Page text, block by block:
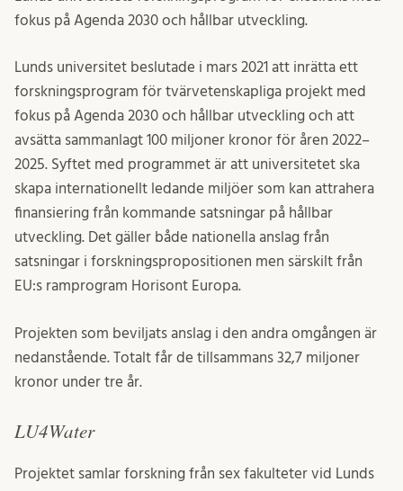
fokus på Agenda 2030 och hållbar utveckling.
Lunds universitet beslutade i mars 2021 att inrätta ett
forskningsprogram för tvärvetenskapliga projekt med
fokus på Agenda 2030 och hållbar utveckling och att
avsätta sammanlagt 100 miljoner kronor för åren 2022–
2025. Syftet med programmet är att universitetet ska
skapa internationellt ledande miljöer som kan attrahera
finansiering från kommande satsningar på hållbar
utveckling. Det gäller både nationella anslag från
satsningar i forskningspropositionen men särskilt från
EU:s ramprogram Horisont Europa.
Projekten som beviljats anslag i den andra omgången är
nedanstående. Totalt får de tillsammans 32,7 miljoner
kronor under tre år.
LU4Water
Projektet samlar forskning från sex fakulteter vid Lunds